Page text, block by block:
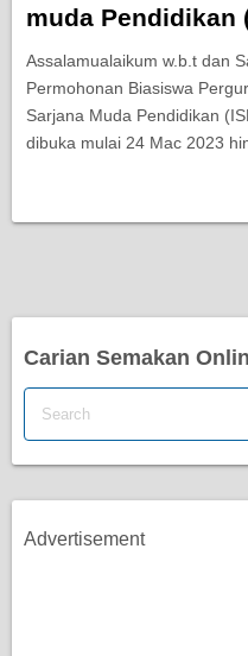
muda Pendidikan
Assalamualaikum w.b.t dan
Permohonan Biasiswa
Sarjana Muda Pendidikan
dibuka mulai 24 Mac 2023
Carian Semakan
Advertisement